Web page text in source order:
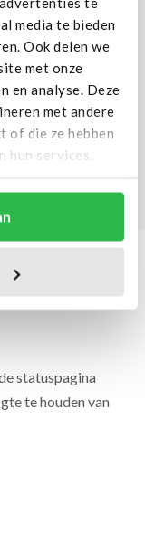
media te bieden
Ook delen we
met onze
en analyse. Deze
met andere
of die ze hebben
hun services.
statuspagina
te houden van